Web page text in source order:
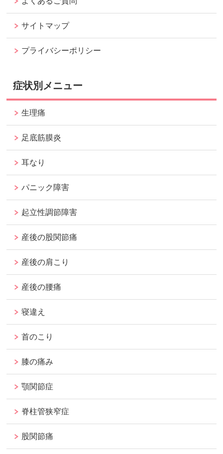
サイトマップ
プライバシーポリシー
症状別メニュー
生理痛
足底筋膜炎
耳なり
パニック障害
起立性調節障害
産後の股関節痛
産後の肩こり
産後の腰痛
寝違え
首のこり
膝の痛み
顎関節症
脊柱管狭窄症
股関節痛